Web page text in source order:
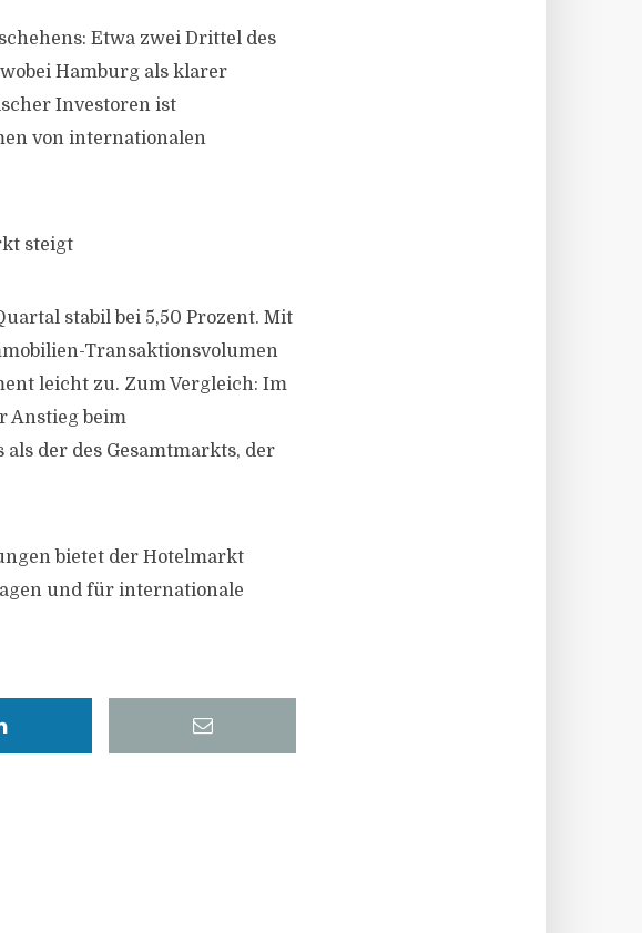
Etwa zwei Drittel des
Hamburg als klarer
Investoren ist
von internationalen
steigt
stabil bei 5,50 Prozent. Mit
Transaktionsvolumen
leicht zu. Zum Vergleich: Im
Anstieg beim
der des Gesamtmarkts, der
bietet der Hotelmarkt
und für internationale